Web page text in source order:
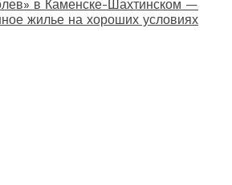
в Каменске-Шахтинском —
жилье на хороших условиях